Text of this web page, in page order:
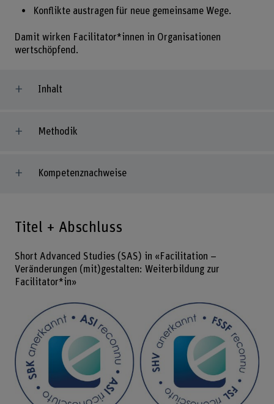
Konflikte austragen für neue gemeinsame Wege.
Damit wirken Facilitator*innen in Organisationen
wertschöpfend.
Inhalt
Methodik
Kompetenznachweise
Titel + Abschluss
Short Advanced Studies (SAS) in «Facilitation –
Veränderungen (mit)gestalten: Weiterbildung zur
Facilitator*in»